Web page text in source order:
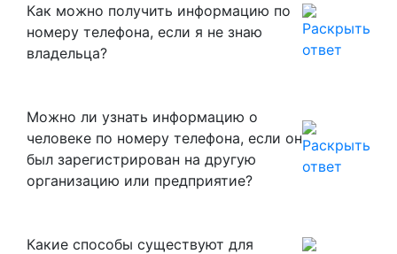
Как можно получить информацию по
номеру телефона, если я не знаю
владельца?
Можно ли узнать информацию о
человеке по номеру телефона, если он
был зарегистрирован на другую
организацию или предприятие?
Какие способы существуют для